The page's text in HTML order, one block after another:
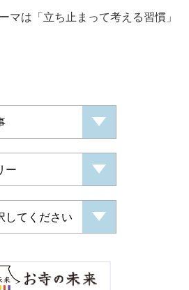
マは「立ち止まって考える習慣」